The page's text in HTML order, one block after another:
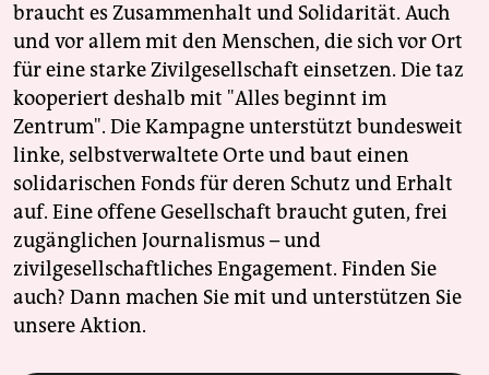
braucht es Zusammenhalt und Solidarität. Auch
und vor allem mit den Menschen, die sich vor Ort
für eine starke Zivilgesellschaft einsetzen. Die taz
kooperiert deshalb mit "Alles beginnt im
Zentrum". Die Kampagne unterstützt bundesweit
linke, selbstverwaltete Orte und baut einen
solidarischen Fonds für deren Schutz und Erhalt
auf. Eine offene Gesellschaft braucht guten, frei
zugänglichen Journalismus – und
zivilgesellschaftliches Engagement. Finden Sie
auch? Dann machen Sie mit und unterstützen Sie
unsere Aktion.